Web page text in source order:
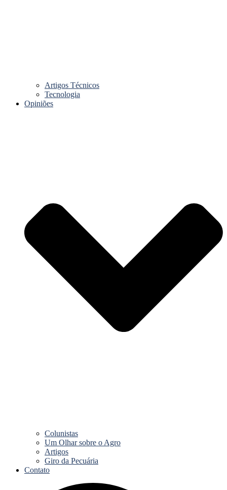
Artigos Técnicos
Tecnologia
Opiniões
Colunistas
Um Olhar sobre o Agro
Artigos
Giro da Pecuária
Contato